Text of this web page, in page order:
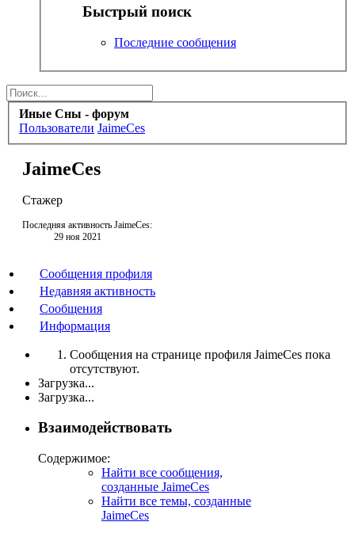
Быстрый поиск
Последние сообщения
Иные Сны - форум
Пользователи JaimeCes
JaimeCes
Стажер
Последняя активность JaimeCes:
29 ноя 2021
Сообщения профиля
Недавняя активность
Сообщения
Информация
Сообщения на странице профиля JaimeCes пока
отсутствуют.
Загрузка...
Загрузка...
Взаимодействовать
Содержимое:
Найти все сообщения,
созданные JaimeCes
Найти все темы, созданные
JaimeCes